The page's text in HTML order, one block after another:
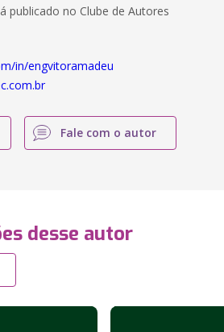
publicado no Clube de Autores
in/engvitoramadeu
Fale com o autor
desse autor